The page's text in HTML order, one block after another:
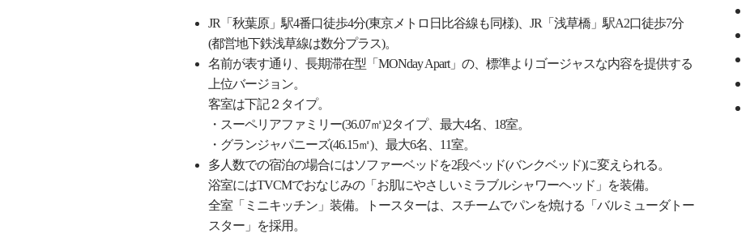
JR「秋葉原」駅4番口徒歩4分(東京メトロ日比谷線も同様)、JR「浅草橋」駅A2口徒歩7分
(都営地下鉄浅草線は数分プラス)。
名前が表す通り、長期滞在型「MONday Apart」の、標準よりゴージャスな内容を提供する
上位バージョン。
客室は下記２タイプ。
・スーペリアファミリー(36.07㎡)2タイプ、最大4名、18室。
・グランジャパニーズ(46.15㎡)、最大6名、11室。
多人数での宿泊の場合にはソファーベッドを2段ベッド(バンクベッド)に変えられる。
浴室にはTVCMでおなじみの「お肌にやさしいミラブルシャワーヘッド」を装備。
全室「ミニキッチン」装備。トースターは、スチームでパンを焼ける「バルミューダトー
スター」を採用。